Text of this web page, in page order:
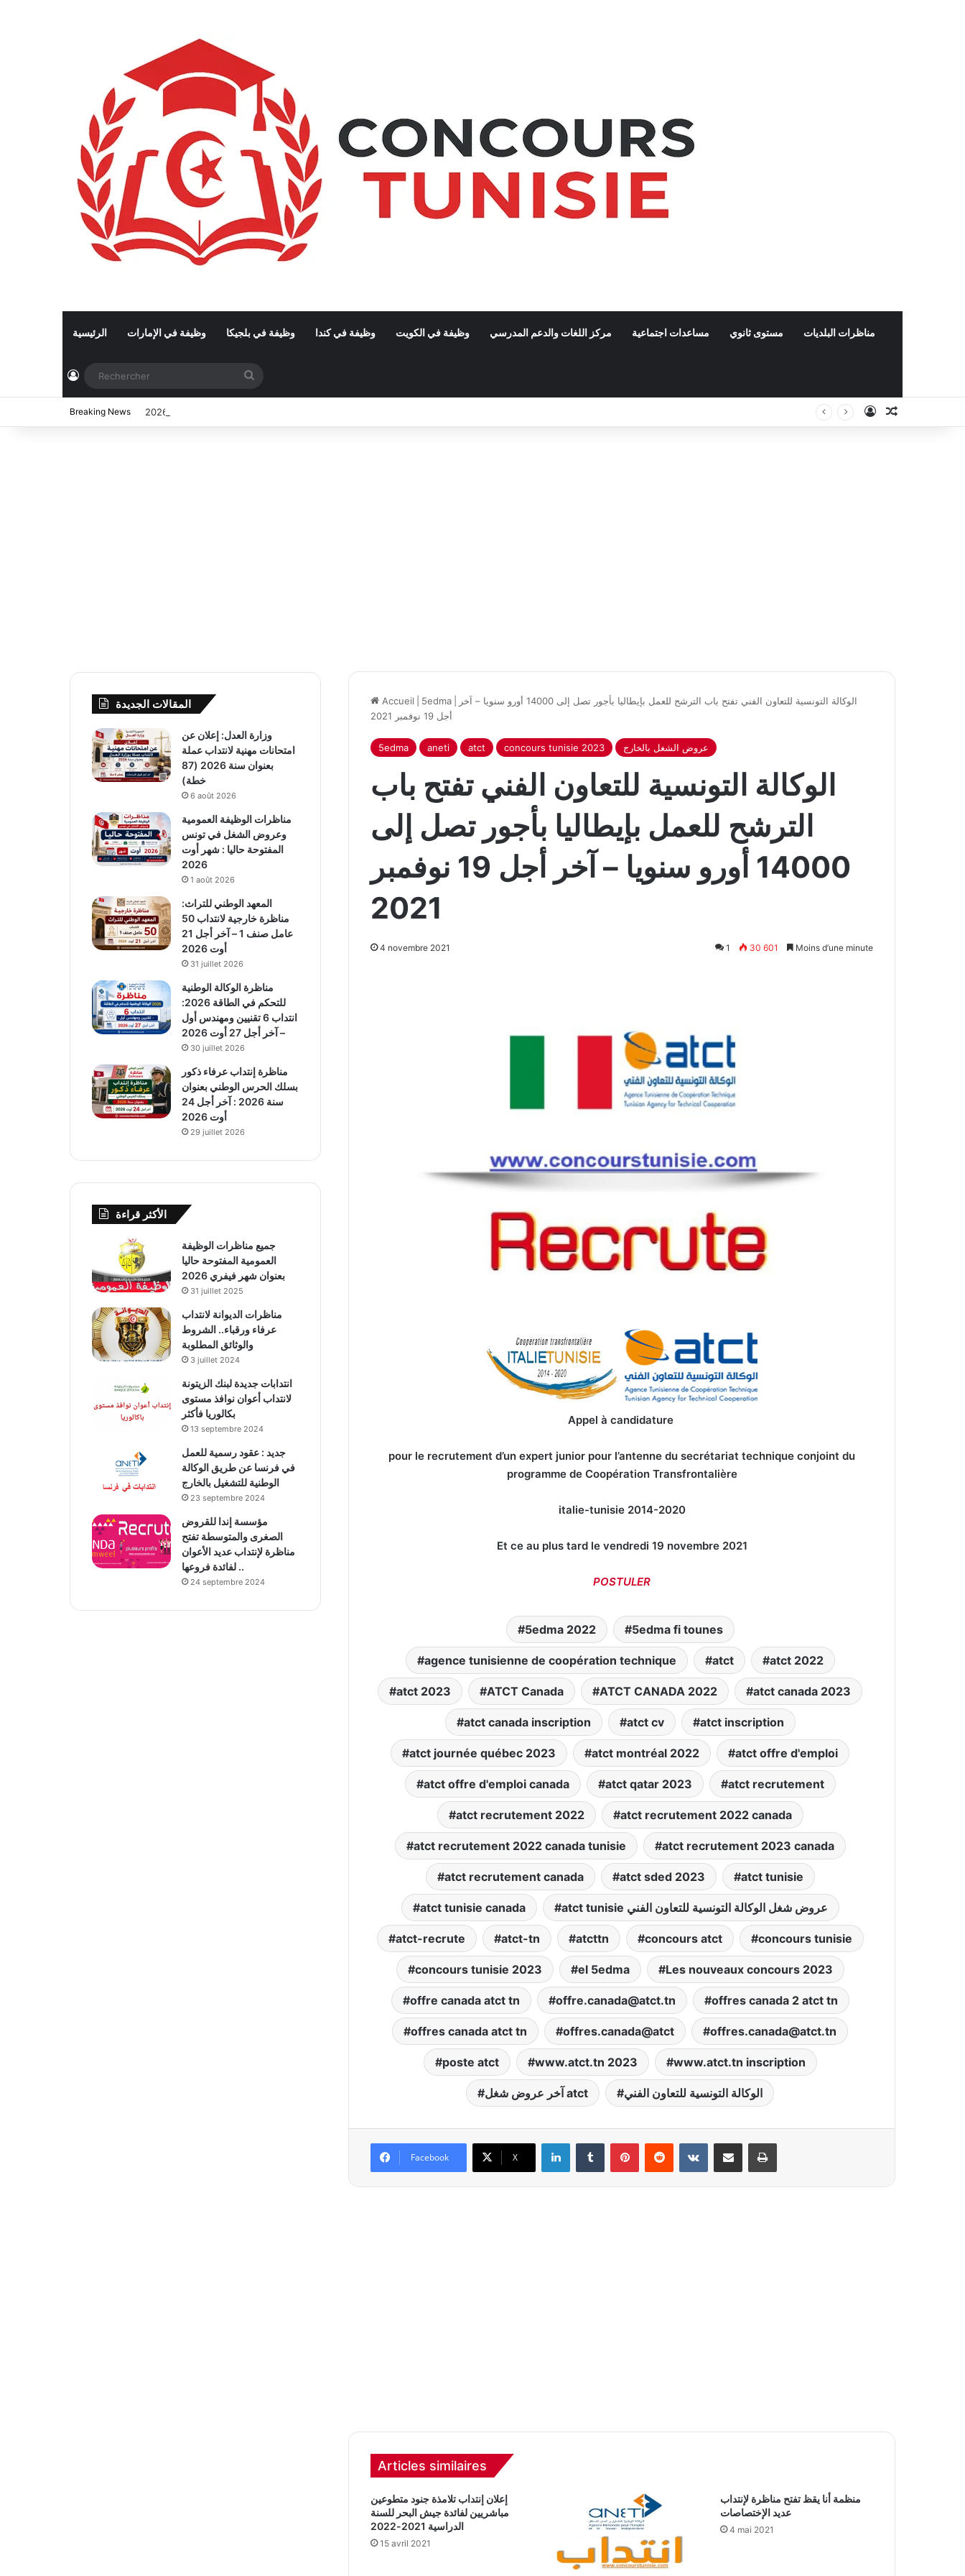
الرئيسية وظيفة في الإمارات وظيفة في بلجيكا وظيفة في كندا وظيفة في الكويت مركز اللغات والدعم المدرسي مساعدات اجتماعية مستوى ثانوي مناظرات البلديات
Connexion
Breaking News Connexion
Article
Accueil 5edma
الوكالة التونسية للتعاون الفني تفتح باب الترشح للعمل بإيطاليا بأجور تصل إلى 14000 أورو سنويا – آخر
أجل 19 نوفمبر 2021
5edma aneti atct concours tunisie 2023 عروض الشغل بالخارج
الوكالة التونسية للتعاون الفني تفتح باب
الترشح للعمل بإيطاليا بأجور تصل إلى
14000 أورو سنويا – آخر أجل 19 نوفمبر
2021
4 novembre 2021 1 30 601 Moins d’une minute
Appel à candidature
pour le recrutement d’un expert junior pour l’antenne du secrétariat technique conjoint du
programme de Coopération Transfrontalière
italie-tunisie 2014-2020
Et ce au plus tard le vendredi 19 novembre 2021
POSTULER
5edma 2022 5edma fi tounes
agence tunisienne de coopération technique atct atct 2022
atct 2023 ATCT Canada ATCT CANADA 2022 atct canada 2023
atct canada inscription atct cv atct inscription
atct journée québec 2023 atct montréal 2022 atct offre d'emploi
atct offre d'emploi canada atct qatar 2023 atct recrutement
atct recrutement 2022 atct recrutement 2022 canada
atct recrutement 2022 canada tunisie atct recrutement 2023 canada
atct recrutement canada atct sded 2023 atct tunisie
atct tunisie canada atct tunisie عروض شغل الوكالة التونسية للتعاون الفني
atct-recrute atct-tn atcttn concours atct concours tunisie
concours tunisie 2023 el 5edma Les nouveaux concours 2023
offre canada atct tn offre.canada@atct.tn offres canada 2 atct tn
offres canada atct tn offres.canada@atct offres.canada@atct.tn
poste atct www.atct.tn 2023 www.atct.tn inscription
آخر عروض شغل atct الوكالة التونسية للتعاون الفني
Facebook X
LinkedinTumblr PinterestReddit VKontaktePartager par email Imprimer
Articles similaires
إعلان إنتداب تلامذة جنود متطوعين
مباشريين لفائدة جيش البحر للسنة
الدراسية 2021-2022
15 avril 2021
منظمة أنا يقظ تفتح مناظرة لإنتداب
عديد الإختصاصات
4 mai 2021
المقالات الجديدة
وزارة العدل: إعلان عن
امتحانات مهنية لانتداب عملة
بعنوان سنة 2026 (87
خطة)
6 août 2026
مناظرات الوظيفة العمومية
وعروض الشغل في تونس
المفتوحة حاليا : شهر أوت
2026
1 août 2026
المعهد الوطني للتراث:
مناظرة خارجية لانتداب 50
عامل صنف 1 – آخر أجل 21
أوت 2026
31 juillet 2026
مناظرة الوكالة الوطنية
للتحكم في الطاقة 2026:
انتداب 6 تقنيين ومهندس أول
– آخر أجل 27 أوت 2026
30 juillet 2026
مناظرة إنتداب عرفاء ذكور
بسلك الحرس الوطني بعنوان
سنة 2026 : آخر أجل 24
أوت 2026
29 juillet 2026
الأكثر قراءة
جميع مناظرات الوظيفة
العمومية المفتوحة حاليا
بعنوان شهر فيفري 2026
31 juillet 2025
مناظرات الديوانة لانتداب
عرفاء ورقباء.. الشروط
والوثائق المطلوبة
3 juillet 2024
انتدابات جديدة لبنك الزيتونة
لانتداب أعوان نوافذ مستوى
بكالوريا فأكثر
13 septembre 2024
جديد : عقود رسمية للعمل
في فرنسا عن طريق الوكالة
الوطنية للتشغيل بالخارج
23 septembre 2024
مؤسسة إندا للقروض
الصغرى والمتوسطة تفتح
مناظرة لإنتداب عديد الأعوان
لفائدة فروعها ..
24 septembre 2024